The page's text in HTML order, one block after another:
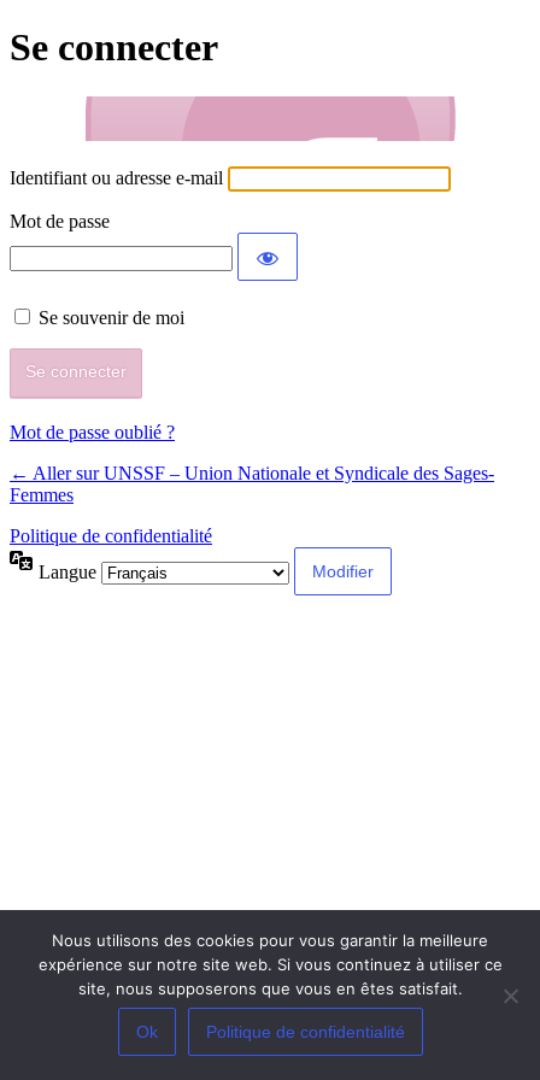
Se connecter
Identifiant ou adresse e-mail
Mot de passe
Se souvenir de moi
Mot de passe oublié ?
← Aller sur UNSSF – Union Nationale et Syndicale des Sages-
Femmes
Politique de confidentialité
Langue
Nous utilisons des cookies pour vous garantir la meilleure
expérience sur notre site web. Si vous continuez à utiliser ce
site, nous supposerons que vous en êtes satisfait.
Ok Politique de confidentialité